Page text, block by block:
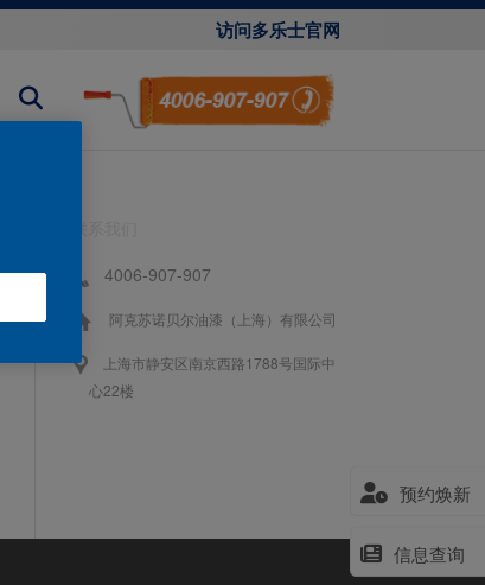
访问多乐士官网
预约焕新
信息查询
4006-907-907
阿克苏诺贝尔油漆（上海）有限公司
上海市静安区南京西路1788号国际中
心22楼